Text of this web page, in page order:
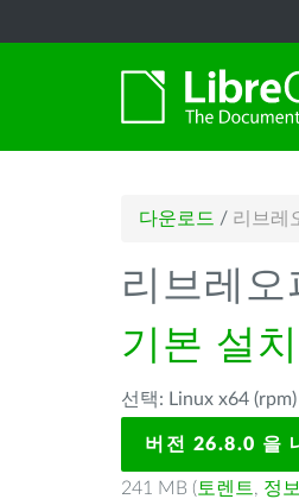
다운로드 / 리브레
리브레오
기본 설
선택: Linux x64
버전 26.8.0 을
241 MB ( 토렌트, 정보